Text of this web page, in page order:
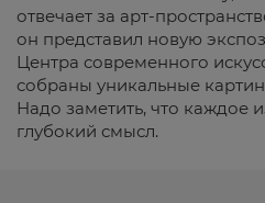
отвечает за арт-
он представил новую
Центра современного
собраны уникальные
Надо заметить, что каждое
глубокий смысл.